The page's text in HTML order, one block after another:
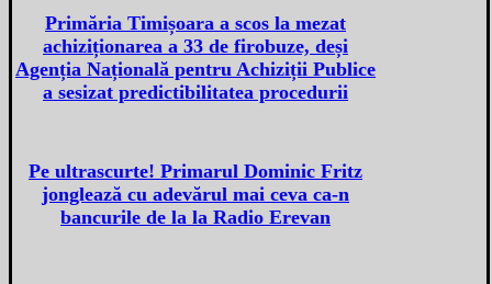
Primăria Timișoara a scos la mezat
achiziționarea a 33 de firobuze, deși
Agenția Națională pentru Achiziții Publice
a sesizat predictibilitatea procedurii
Pe ultrascurte! Primarul Dominic Fritz
jonglează cu adevărul mai ceva ca-n
bancurile de la la Radio Erevan